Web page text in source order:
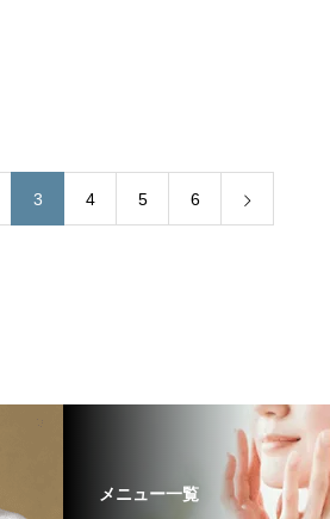
3 4 5 6
メニュー一覧